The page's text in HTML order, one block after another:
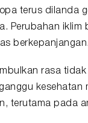
terus dilanda
Perubahan iklim
berkepanjangan.
rasa
kesehatan
terutama pada